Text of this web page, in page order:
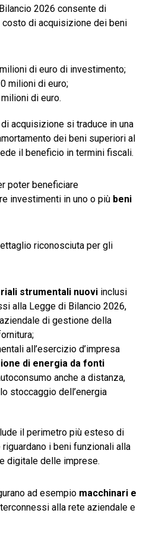
2026 consente di
di acquisizione dei beni
di euro di investimento;
milioni di euro;
di euro.
acquisizione si traduce in una
dei beni superiori al
il beneficio in termini fiscali.
poter beneficiare
investimenti in uno o più beni
riconosciuta per gli
strumentali nuovi inclusi
alla Legge di Bilancio 2026,
di gestione della
all’esercizio d’impresa
di energia da fonti
anche a distanza,
stoccaggio dell’energia
il perimetro più esteso di
i beni funzionali alla
digitale delle imprese.
ad esempio macchinari e
alla rete aziendale e